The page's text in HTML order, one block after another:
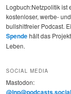
Logbuch:Netzpolitik ist
kostenloser, werbe- und
bullshitfreier Podcast.
Spendehält das
Leben.
SOCIAL MEDIA
Mastodon:
@lnp@podcasts.social